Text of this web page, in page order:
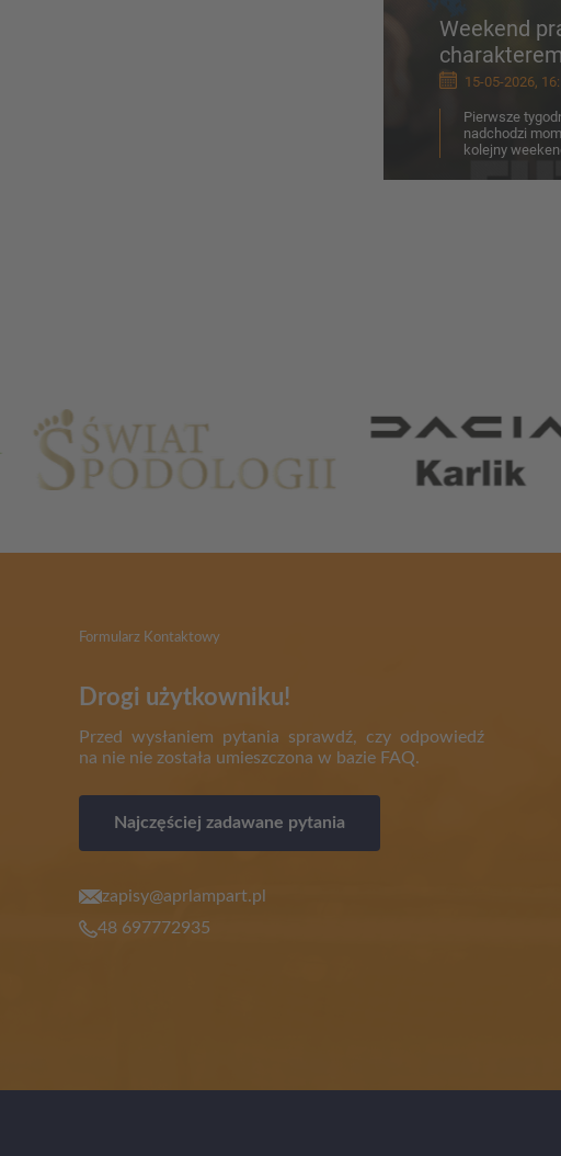
Weekend
charakterem
15-05-2026,
Pierwsze
nadchodzi
kolejny
Formularz Kontaktowy
Drogi użytkowniku!
Przed wysłaniem pytania sprawdź, czy odpowiedź
na nie nie została umieszczona w bazie FAQ.
Najczęściej zadawane pytania
zapisy@aprlampart.pl
48 697772935